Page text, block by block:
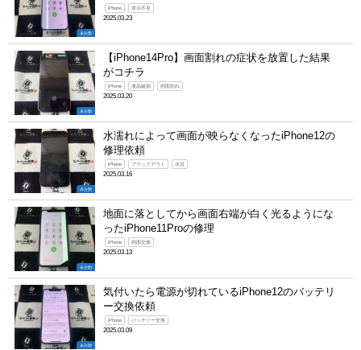
未分類
iPhone 表示不良
2025.03.23
未分類
【iPhone14Pro】画面割れの症状を放置した結果
がコチラ
iPhone 液晶破損 画面割れ
2025.03.20
未分類
水濡れによって画面が映らなくなったiPhone12の
修理依頼
iPhone ブラックアウト 水没
2025.03.16
未分類
地面に落としてから画面右端が白く光るようにな
ったiPhone11Proの修理
iPhone 画面交換
2025.03.13
未分類
気付いたら電源が切れているiPhone12のバッテリ
ー交換依頼
iPhone バッテリー交換
2025.03.09